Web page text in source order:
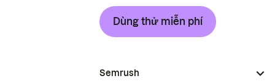
Dùng thử miễn phí
Semrush